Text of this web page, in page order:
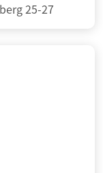
25-27